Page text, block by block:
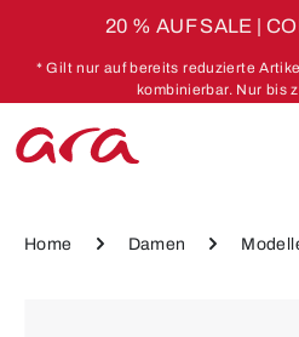
20 % AUF SALE |
* Gilt nur auf bereits reduzierte
kombinierbar. Nur bis
Home Damen